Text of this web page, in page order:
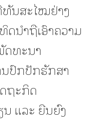
ນສະໄໝຢ່າງ
ນໍາຖືເອົາຄວາມ
ດທະນາ
ປົກປັກຮັກສາ
ຖະກິດ
ແລະ ຍືນຍົງ